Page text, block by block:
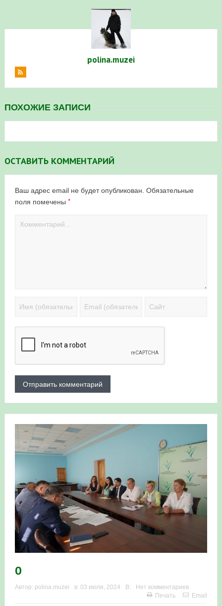
polina.muzei
ПОХОЖИЕ ЗАПИСИ
ОСТАВИТЬ КОММЕНТАРИЙ
Ваш адрес email не будет опубликован. Обязательные
поля помечены *
0
Автор: polina.muzei в: 03 июля, 2024 В:
Нет комментариев
Печать
Email